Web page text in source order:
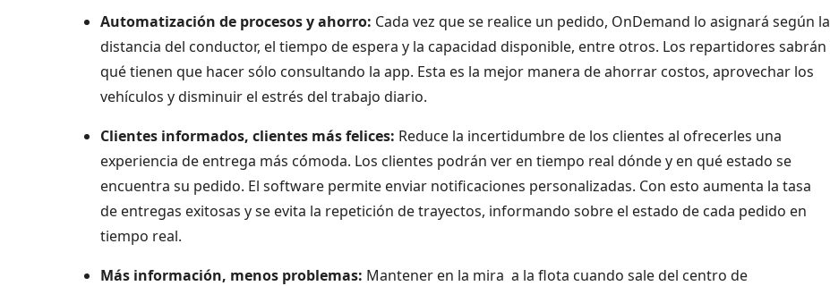
Automatización de procesos y ahorro: Cada vez que se realice un pedido, OnDemand lo asignará según la
distancia del conductor, el tiempo de espera y la capacidad disponible, entre otros. Los repartidores sabrán
qué tienen que hacer sólo consultando la app. Esta es la mejor manera de ahorrar costos, aprovechar los
vehículos y disminuir el estrés del trabajo diario.
Clientes informados, clientes más felices: Reduce la incertidumbre de los clientes al ofrecerles una
experiencia de entrega más cómoda. Los clientes podrán ver en tiempo real dónde y en qué estado se
encuentra su pedido. El software permite enviar notificaciones personalizadas. Con esto aumenta la tasa
de entregas exitosas y se evita la repetición de trayectos, informando sobre el estado de cada pedido en
tiempo real.
Más información, menos problemas: Mantener en la mira a la flota cuando sale del centro de